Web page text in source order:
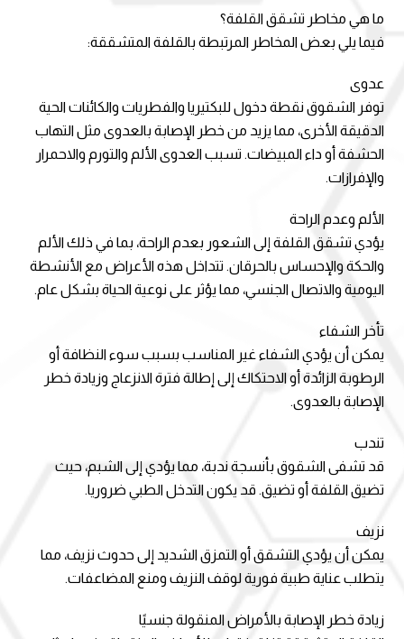
ما هي مخاطر تشقق القلفة؟
فيما يلي بعض المخاطر المرتبطة بالقلفة المتشققة:
عدوى
توفر الشقوق نقطة دخول للبكتيريا والفطريات والكائنات الحية
الدقيقة الأخرى، مما يزيد من خطر الإصابة بالعدوى مثل التهاب
الحشفة أو داء المبيضات. تسبب العدوى الألم والتورم والاحمرار
والإفرازات.
الألم وعدم الراحة
يؤدي تشقق القلفة إلى الشعور بعدم الراحة، بما في ذلك الألم
والحكة والإحساس بالحرقان. تتداخل هذه الأعراض مع الأنشطة
اليومية والاتصال الجنسي، مما يؤثر على نوعية الحياة بشكل عام.
تأخر الشفاء
يمكن أن يؤدي الشفاء غير المناسب بسبب سوء النظافة أو
الرطوبة الزائدة أو الاحتكاك إلى إطالة فترة الانزعاج وزيادة خطر
الإصابة بالعدوى.
تندب
قد تشفى الشقوق بأنسجة ندبة، مما يؤدي إلى الشبم، حيث
تضيق القلفة أو تضيق. قد يكون التدخل الطبي ضروريا.
نزيف
يمكن أن يؤدي التشقق أو التمزق الشديد إلى حدوث نزيف، مما
يتطلب عناية طبية فورية لوقف النزيف ومنع المضاعفات.
زيادة خطر الإصابة بالأمراض المنقولة جنسيًا